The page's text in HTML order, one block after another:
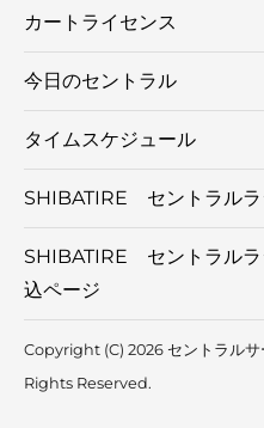
カートライセンス
今日のセントラル
タイムスケジュール
SHIBATIRE セントラル
SHIBATIRE セントラル
込ページ
Copyright (C) 2026 セントラル
Rights Reserved.